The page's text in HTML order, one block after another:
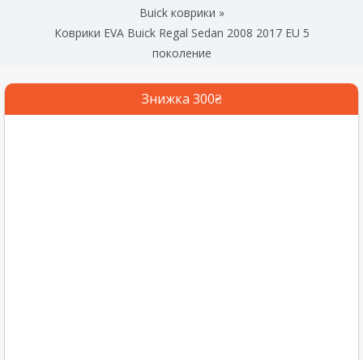
Buick коврики »
Коврики EVA Buick Regal Sedan 2008 2017 EU 5
поколение
Знижка 300₴